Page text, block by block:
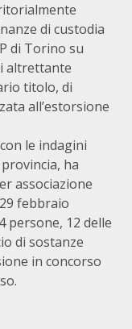
di custodia
di Torino su
altrettante
titolo, di
all’estorsione
le indagini
ha
associazione
febbraio
persone, 12 delle
di sostanze
in concorso